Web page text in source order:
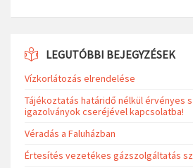
LEGUTÓBBI BEJEGYZÉSEK
Vízkorlátozás elrendelése
Tájékoztatás határidő nélkül érvényes
igazolványok cseréjével kapcsolatba!
Véradás a Faluházban
Értesítés vezetékes gázszolgáltatás